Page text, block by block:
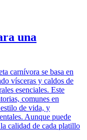
una
carnívora se basa en
vísceras y caldos de
esenciales. Este
comunes en
de vida, y
Aunque puede
calidad de cada platillo